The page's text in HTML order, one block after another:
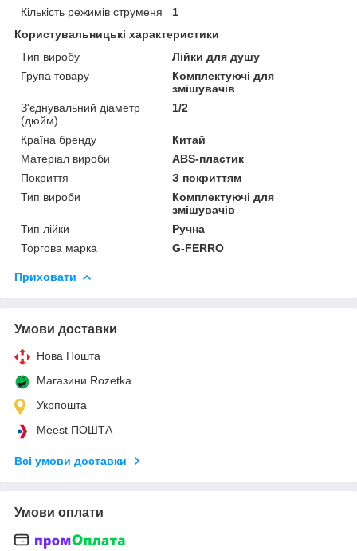
Кількість режимів струменя
1
Користувальницькі характеристики
Тип виробу
Лійки для душу
Група товару
Комплектуючі для
змішувачів
З'єднувальний діаметр
(дюйм)
1/2
Країна бренду
Китай
Матеріал вироби
ABS-пластик
Покриття
З покриттям
Тип вироби
Комплектуючі для
змішувачів
Тип лійки
Ручна
Торгова марка
G-FERRO
Приховати
Умови доставки
Нова Пошта
Магазини Rozetka
Укрпошта
Meest ПОШТА
Всі умови доставки
Умови оплати